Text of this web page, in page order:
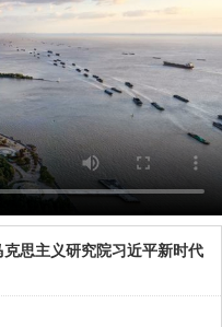
思主义研究院习近平新时代